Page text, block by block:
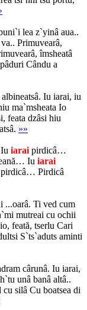
lea z`yinâ aua..
Primuvearâ,
îmsheatâ
Cându a
Iu iarai, iu
ma`msheata Io
feata dzâsi hiu
»»
iarai pirdicâ…
Iu iarai
pirdicâ… Pirdicâ
...oarâ. Ti ved cum
mutreai cu ochii
feată, tserlu Cari
S`ts`aduts aminti
cârunâ. Iu iarai,
unâ banâ altâ..
silâ Cu boatsea di